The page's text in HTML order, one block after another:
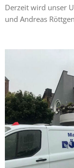
Derzeit wird unser
und Andreas